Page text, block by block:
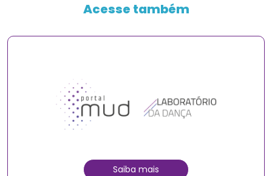
Acesse também
Saiba mais